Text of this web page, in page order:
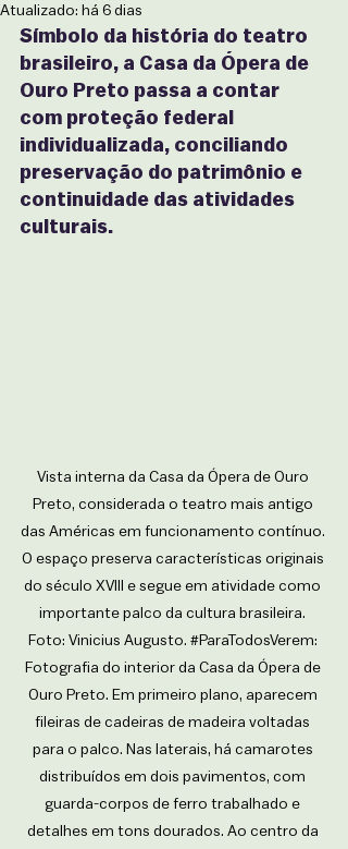
Atualizado: há 6 dias
Símbolo da história do teatro
brasileiro, a Casa da Ópera de
Ouro Preto passa a contar
com proteção federal
individualizada, conciliando
preservação do patrimônio e
continuidade das atividades
culturais.
Vista interna da Casa da Ópera de Ouro
Preto, considerada o teatro mais antigo
das Américas em funcionamento contínuo.
O espaço preserva características originais
do século XVIII e segue em atividade como
importante palco da cultura brasileira.
Foto: Vinicius Augusto. #ParaTodosVerem:
Fotografia do interior da Casa da Ópera de
Ouro Preto. Em primeiro plano, aparecem
fileiras de cadeiras de madeira voltadas
para o palco. Nas laterais, há camarotes
distribuídos em dois pavimentos, com
guarda-corpos de ferro trabalhado e
detalhes em tons dourados. Ao centro da